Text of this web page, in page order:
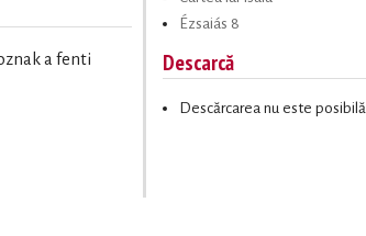
a fenti
Ézsaiás 8
Descarcă
Descărcarea nu este posibilă.